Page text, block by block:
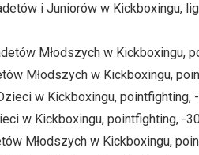
i Juniorów w Kickboxingu,
Młodszych w Kickboxingu,
Młodszych w Kickboxingu,
w Kickboxingu, pointfighting,
w Kickboxingu, pointfighting, -
Młodszych w Kickboxingu,